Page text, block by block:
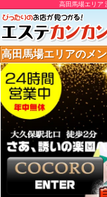
高田馬場エリア
高田馬場エリアのメ